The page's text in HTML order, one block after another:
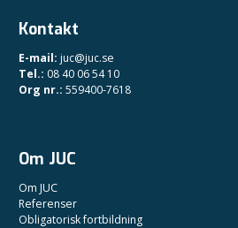
Kontakt
E-mail: juc@juc.se
Tel.: 08 40 06 54 10
Org nr.: 559400-7618
Om JUC
Om JUC
Referenser
Obligatorisk fortbildning